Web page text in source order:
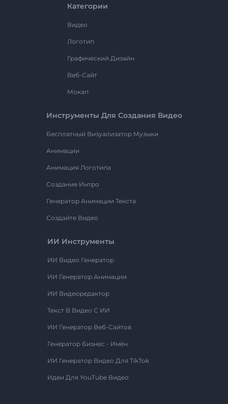
Категории
Видео
Логотип
Графический Дизайн
Веб-Сайт
Мокап
Инструменты Для Создания Видео
Бесплатный Визуализатор Музыки
Анимации
Анимация Логотипа
Создание Интро
Генератор Анимации Текста
Создайте Видео
ИИ Инструменты
ИИ Видео Генератор
ИИ Генератор Анимации
ИИ Видеоредактор
Текст В Видео С ИИ
ИИ Генератор Веб-Сайтов
Генератор Бизнес - Имён
ИИ Генератор Видео Для TikTok
Идеи Для YouTube Видео